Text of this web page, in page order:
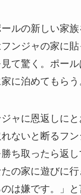
ルの新しい家
ンジャの家に
て驚く。ポー
に泊めてもらう
ャに恩返しに
ないと断るフ
ち取ったら返し
の家に遊びに
は嫌です。」